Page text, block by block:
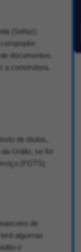
(Sefaz);
documentos,
a construtora.
de títulos,
União, se for
(FGTS)
de
algumas
é